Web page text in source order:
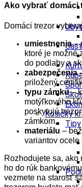
Košický
Tipy
Ako vybrať domáci
Domáci trezor
umiestnenia–
ktoré je možné
do podlahy a
zabezpečenia
priložený
typu zámku–
motýľkového
poskytujú
zámkom,
materiálu –
variantov ocele
Rozhodujete sa, ako
ho do rúk
vezmete na starosť